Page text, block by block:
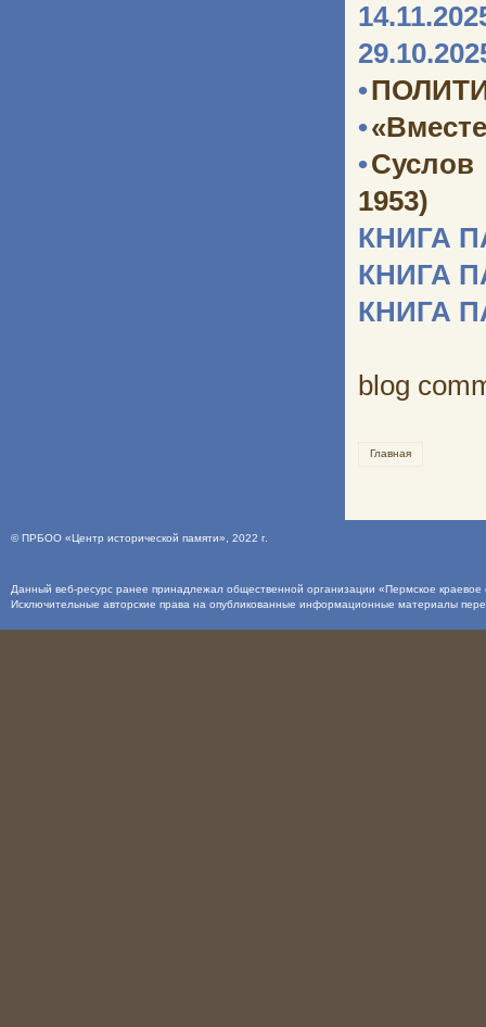
•
•
•
1953)
КНИГА
КНИГА
КНИГА
blog
Главная
©ПРБОО «Центр исторической памяти» , 2022 г.
Данный веб-ресурс ранее принадлежал общественной организации «Пермское
Исключительные авторские права на опубликованные информационные материалы